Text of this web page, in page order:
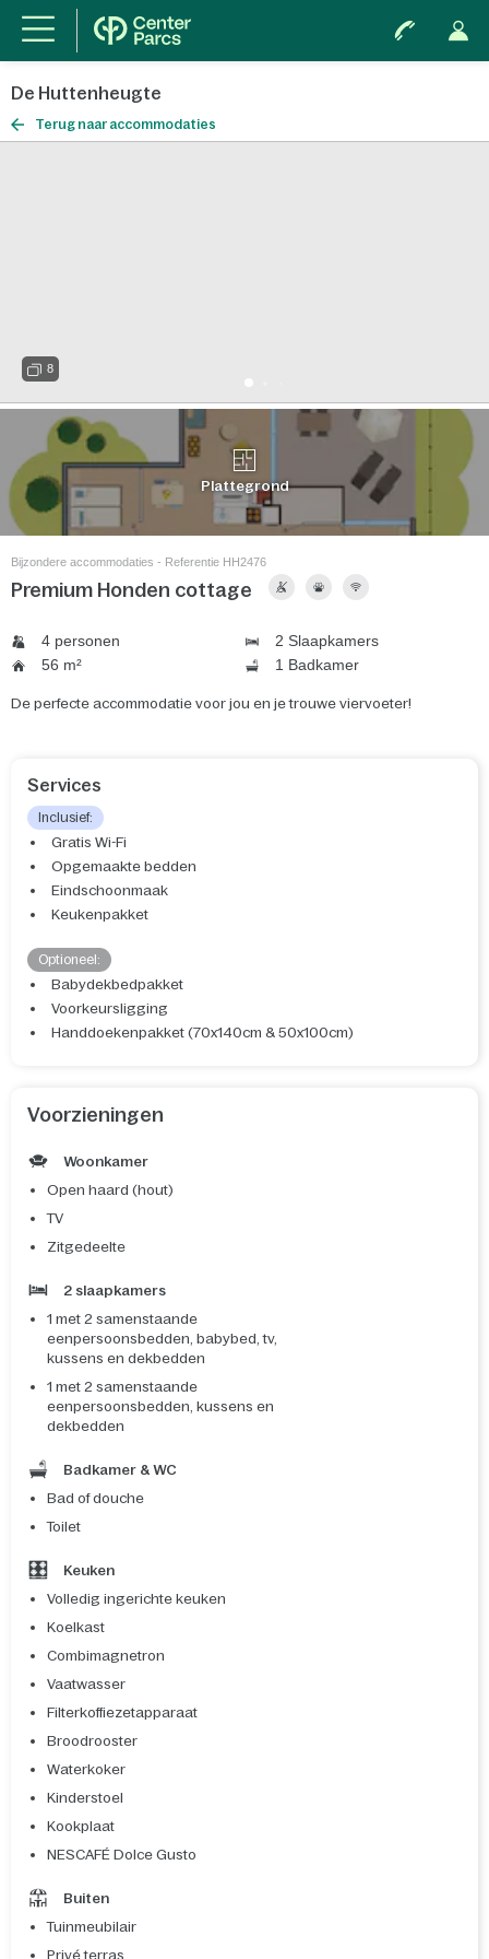
De Huttenheugte
Terug naar accommodaties
8
Plattegrond
Bijzondere accommodaties - Referentie HH2476
Premium Honden cottage
4 personen
2 Slaapkamers
56 m²
1 Badkamer
De perfecte accommodatie voor jou en je trouwe viervoeter!
Services
Inclusief:
Gratis Wi-Fi
Opgemaakte bedden
Eindschoonmaak
Keukenpakket
Optioneel:
Babydekbedpakket
Voorkeursligging
Handdoekenpakket (70x140cm & 50x100cm)
Voorzieningen
Woonkamer
Open haard (hout)
TV
Zitgedeelte
2 slaapkamers
1 met 2 samenstaande
eenpersoonsbedden, babybed, tv,
kussens en dekbedden
1 met 2 samenstaande
eenpersoonsbedden, kussens en
dekbedden
Badkamer & WC
Bad of douche
Toilet
Keuken
Volledig ingerichte keuken
Koelkast
Combimagnetron
Vaatwasser
Filterkoffiezetapparaat
Broodrooster
Waterkoker
Kinderstoel
Kookplaat
NESCAFÉ Dolce Gusto
Buiten
Tuinmeubilair
Privé terras